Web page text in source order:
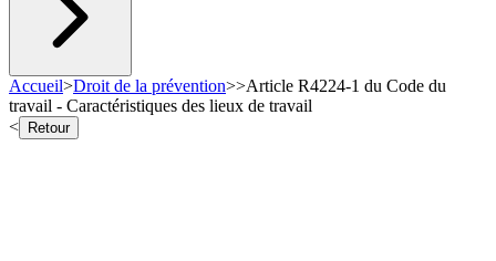
Accueil>Droit de la prévention>>Article R4224-1 du Code du
travail - Caractéristiques des lieux de travail
<
Retour